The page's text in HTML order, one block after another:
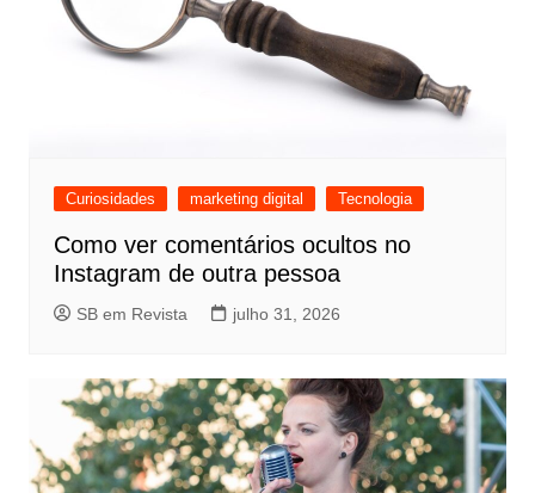
Curiosidades marketing digital Tecnologia
Como ver comentários ocultos no
Instagram de outra pessoa
SB em Revista julho 31, 2026